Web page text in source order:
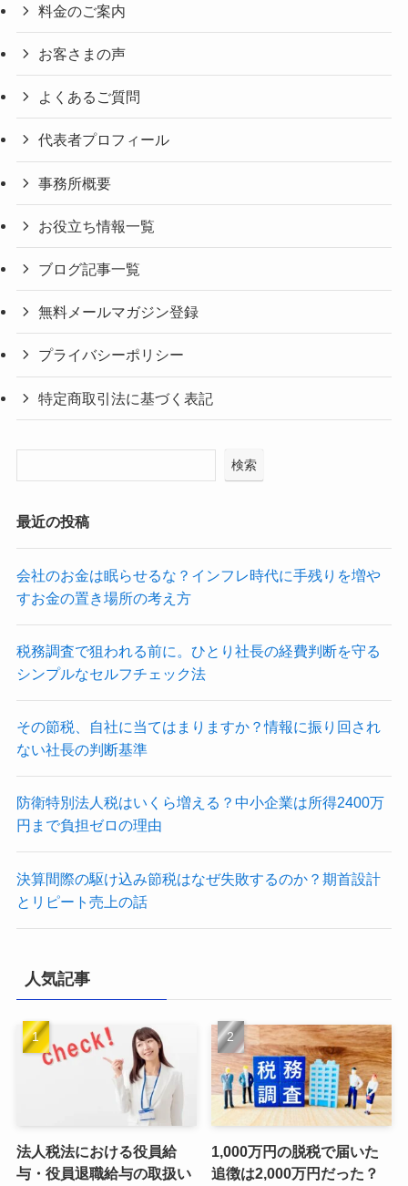
料金のご案内
お客さまの声
よくあるご質問
代表者プロフィール
事務所概要
お役立ち情報一覧
ブログ記事一覧
無料メールマガジン登録
プライバシーポリシー
特定商取引法に基づく表記
検索
最近の投稿
会社のお金は眠らせるな？インフレ時代に手残りを増や
すお金の置き場所の考え方
税務調査で狙われる前に。ひとり社長の経費判断を守る
シンプルなセルフチェック法
その節税、自社に当てはまりますか？情報に振り回され
ない社長の判断基準
防衛特別法人税はいくら増える？中小企業は所得2400万
円まで負担ゼロの理由
決算間際の駆け込み節税はなぜ失敗するのか？期首設計
とリピート売上の話
人気記事
法人税法における役員給
与・役員退職給与の取扱い
1,000万円の脱税で届いた
追徴は2,000万円だった？